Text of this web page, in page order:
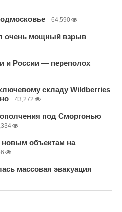
64,590
очень мощный взрыв
и России — переполох
складу Wildberries
43,272
под Сморгонью
новым объектам на
массовая эвакуация